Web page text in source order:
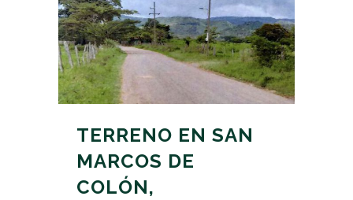
TERRENO EN SAN
MARCOS DE
COLÓN,